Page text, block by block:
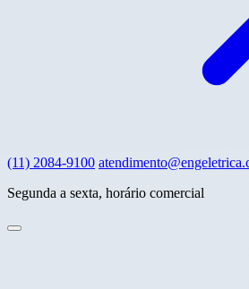
(11) 2084-9100
Segunda a sexta, horário comercial